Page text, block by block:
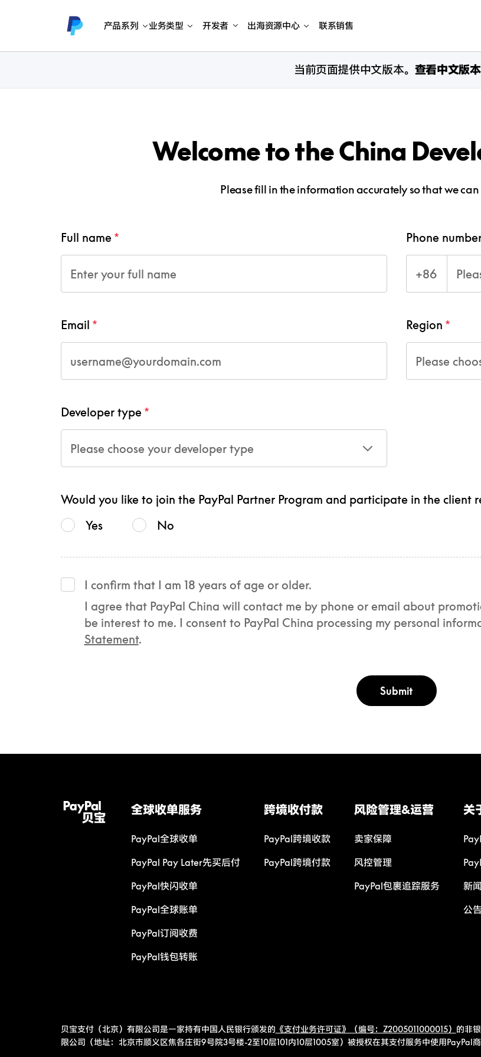
产品系列 业务类型 开发者 出海资源中心 联系销售
当前页面提供中文版本。 查看中文版本
Welcome to the China
Please fill in the information accurately so that we
Full name Phone
+86
Email Region
Please
Developer type
Please choose your developer type
Would you like to join the PayPal Partner Program and participate in the client
Yes
No
I confirm that I am 18 years of age or older.
I agree that PayPal China will contact me by phone or email about
be interest to me. I consent to PayPal China processing my personal
Statement.
Submit
全球收单服务
PayPal全球收单
PayPal Pay Later先买后付
PayPal快闪收单
PayPal全球账单
PayPal订阅收费
PayPal钱包转账
跨境收付款
PayPal跨境收款
PayPal跨境付款
风险管理&运营
卖家保障
风控管理
PayPal包裹追踪服务
关
新
公
贝宝支付（北京）有限公司是一家持有中国人民银行颁发的 《支付业务许可证》（编号：Z2005011000015） 的非
限公司（地址：北京市顺义区焦各庄街9号院3号楼-2至10层101内10层1005室）被授权在其支付服务中使用PayPal商